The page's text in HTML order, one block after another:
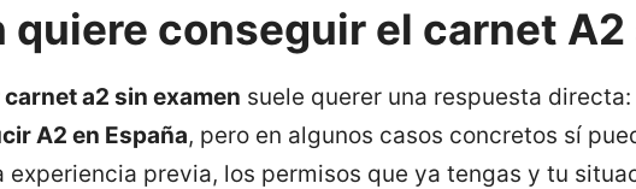
quiere conseguir el carnet A2
a2 sin examen suele querer una respuesta directa:
A2 en España, pero en algunos casos concretos sí
experiencia previa, los permisos que ya tengas y tu